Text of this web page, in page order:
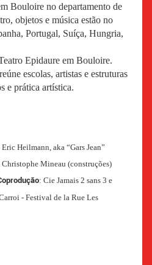
Bouloire no departamento de
objetos e música estão no
Portugal, Suíça, Hungria,
Epidaure em Bouloire.
escolas, artistas e estruturas
e prática artística.
Eric Heilmann, aka “Gars Jean”
Mineau (construções)
: Cie Jamais 2 sans 3 e
- Festival de la Rue Les